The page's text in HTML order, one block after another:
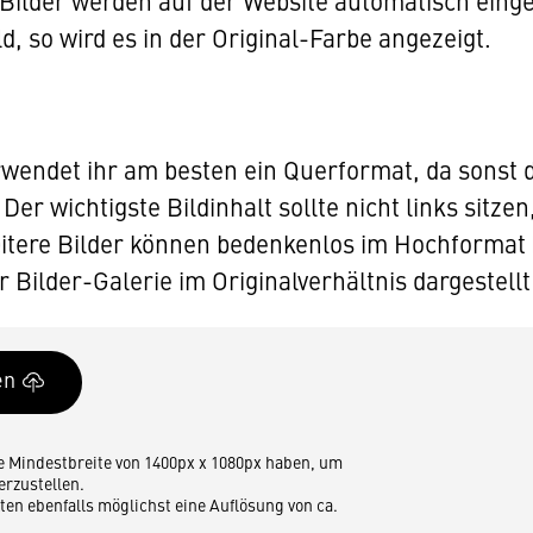
so wird es in der Original-Farbe angezeigt.
ihr am besten ein Querformat, da sonst
wichtigste Bildinhalt sollte nicht links
Bilder können bedenkenlos im Hochformat
Bilder-Galerie im Originalverhältnis
von 1400px x 1080px haben, um
ebenfalls möglichst eine Auflösung von ca.